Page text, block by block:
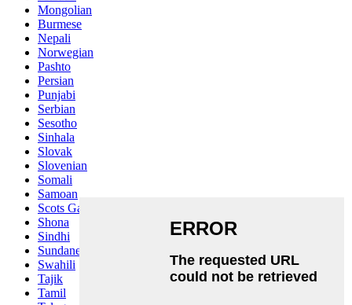
Mongolian
Burmese
Nepali
Norwegian
Pashto
Persian
Punjabi
Serbian
Sesotho
Sinhala
Slovak
Slovenian
Somali
Samoan
Scots Gaelic
Shona
Sindhi
Sundanese
Swahili
Tajik
Tamil